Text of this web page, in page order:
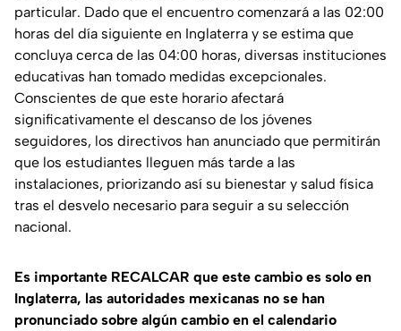
particular. Dado que el encuentro comenzará a las 02:00
horas del día siguiente en Inglaterra y se estima que
concluya cerca de las 04:00 horas, diversas instituciones
educativas han tomado medidas excepcionales.
Conscientes de que este horario afectará
significativamente el descanso de los jóvenes
seguidores, los directivos han anunciado que permitirán
que los estudiantes lleguen más tarde a las
instalaciones, priorizando así su bienestar y salud física
tras el desvelo necesario para seguir a su selección
nacional.
Es importante RECALCAR que este cambio es solo en
Inglaterra, las autoridades mexicanas no se han
pronunciado sobre algún cambio en el calendario